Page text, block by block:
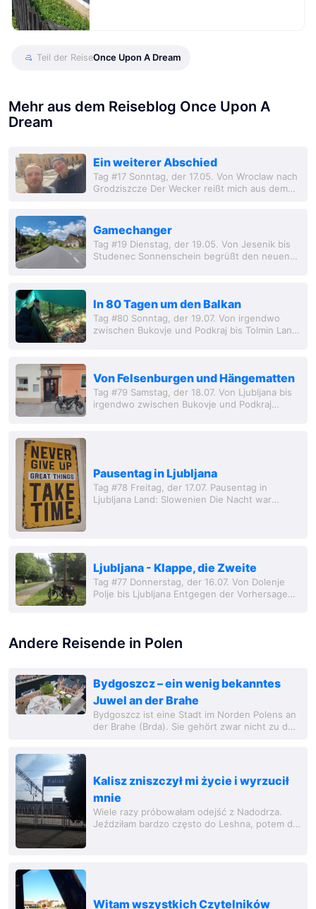
Teil der ReiseOnce Upon A Dream
Mehr aus dem Reiseblog Once Upon A
Dream
Ein weiterer Abschied
Tag #17 Sonntag, der 17.05. Von Wroclaw nach
Grodziszcze Der Wecker reißt mich aus dem
Gamechanger
Tag #19 Dienstag, der 19.05. Von Jesenik bis
Studenec Sonnenschein begrüßt den neuen
In 80 Tagen um den Balkan
Tag #80 Sonntag, der 19.07. Von irgendwo
zwischen Bukovje und Podkraj bis Tolmin Land:
Von Felsenburgen und Hängematten
Tag #79 Samstag, der 18.07. Von Ljubljana bis
irgendwo zwischen Bukovje und Podkraj
Pausentag in Ljubljana
Tag #78 Freitag, der 17.07. Pausentag in
Ljubljana Land: Slowenien Die Nacht war
Ljubljana - Klappe, die Zweite
Tag #77 Donnerstag, der 16.07. Von Dolenje
Polje bis Ljubljana Entgegen der Vorhersage
Andere Reisende in Polen
Bydgoszcz – ein wenig bekanntes
Juwel an der Brahe
Bydgoszcz ist eine Stadt im Norden Polens an
der Brahe (Brda). Sie gehört zwar nicht zu den
Kalisz zniszczył mi życie i wyrzucił
mnie
Wiele razy próbowałam odejść z Nadodrza.
Jeździłam bardzo często do Leshna, potem do
Witam wszystkich Czytelników